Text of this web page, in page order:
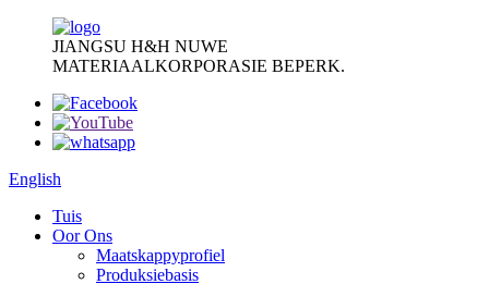
JIANGSU H&H NUWE
MATERIAALKORPORASIE BEPERK.
English
Tuis
Oor Ons
Maatskappyprofiel
Produksiebasis